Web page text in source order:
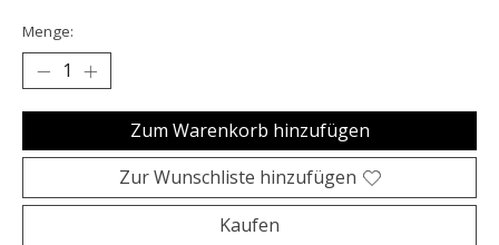
Menge:
Zum Warenkorb hinzufügen
Zur Wunschliste hinzufügen
Kaufen